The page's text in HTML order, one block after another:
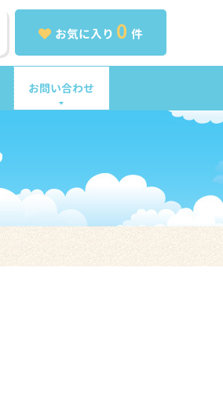
お気に入り 0 件
お問い合わせ